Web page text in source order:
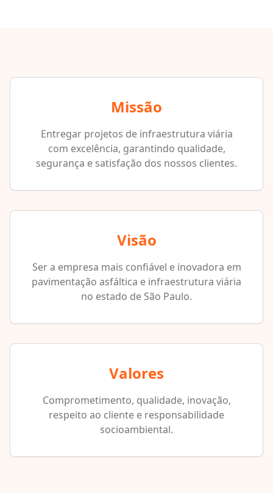
Missão
Entregar projetos de infraestrutura viária
com excelência, garantindo qualidade,
segurança e satisfação dos nossos clientes.
Visão
Ser a empresa mais confiável e inovadora em
pavimentação asfáltica e infraestrutura viária
no estado de São Paulo.
Valores
Comprometimento, qualidade, inovação,
respeito ao cliente e responsabilidade
socioambiental.